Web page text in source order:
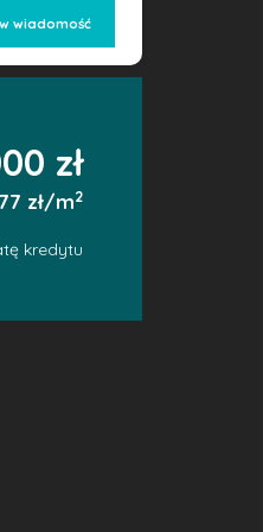
wiadomość
zł
zł/m2
kredytu